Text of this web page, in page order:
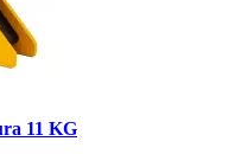
11 KG